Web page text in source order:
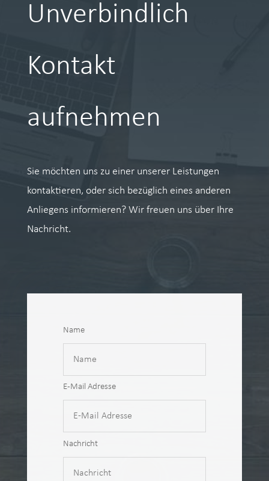
Unverbindlich
Kontakt
aufnehmen
Sie möchten uns zu einer unserer Leistungen
kontaktieren, oder sich bezüglich eines anderen
Anliegens informieren? Wir freuen uns über Ihre
Nachricht.
Name
E-Mail Adresse
Nachricht